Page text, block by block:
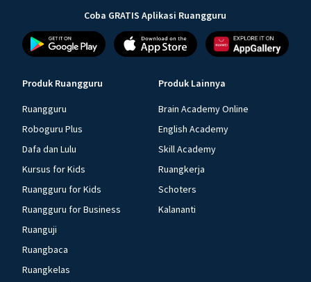
Coba GRATIS Aplikasi Ruangguru
Produk Ruangguru
Ruangguru
Roboguru Plus
Dafa dan Lulu
Kursus for Kids
Ruangguru for Kids
Ruangguru for Business
Ruanguji
Ruangbaca
Ruangkelas
Produk Lainnya
Brain Academy Online
English Academy
Skill Academy
Ruangkerja
Schoters
Kalananti